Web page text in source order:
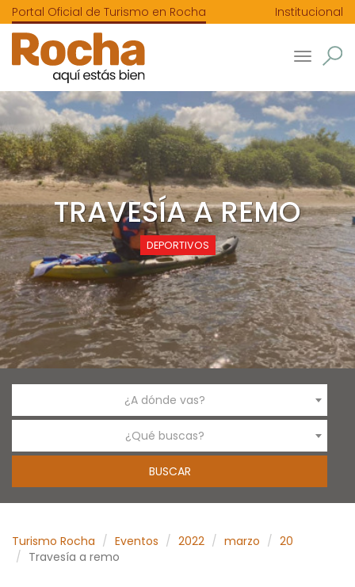
Portal Oficial de Turismo en Rocha Institucional
Toggle
TRAVESÍA A REMO
DEPORTIVOS
¿A dónde vas?
¿Qué buscas?
Turismo Rocha Eventos 2022 marzo
20
Travesía a remo